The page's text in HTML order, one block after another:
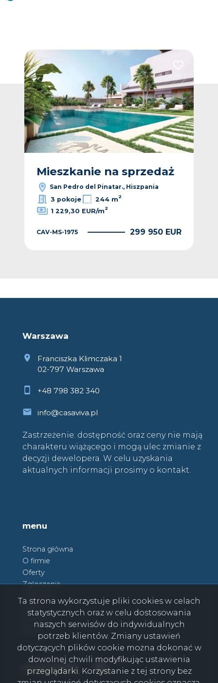
Dodaj do ulubionych
Mieszkanie na sprzedaż
San Pedro del Pinatar., Hiszpania
3 pokoje
244 m2
1 229,30 EUR/m2
CAV-MS-1975 299 950 EUR
Warszawa
Franciszka Klimczaka 1
02-797 Warszawa
+48 798 382 340
info@casaviva.pl
Zastrzeżenie: dostępność oraz ceny nie mają
charakteru wiążącego i mogą ulec zmianie z
decyzji dewelopera. W celu uzyskania
aktualnych informacji prosimy o kontakt.
menu
Strona główna
O firmie
Oferty
Zgłoszenia
Kontakt
social media Facebook
Facebook
Ta strona wykorzystuje pliki cookies w celach
statystycznych oraz w celu dostosowania
naszych serwisów do indywidualnych
potrzeb klientów. Zmiany ustawień
dotyczących plików cookie można dokonać w
dowolnej chwili modyfikując ustawienia
przeglądarki. Korzystanie z tej strony bez